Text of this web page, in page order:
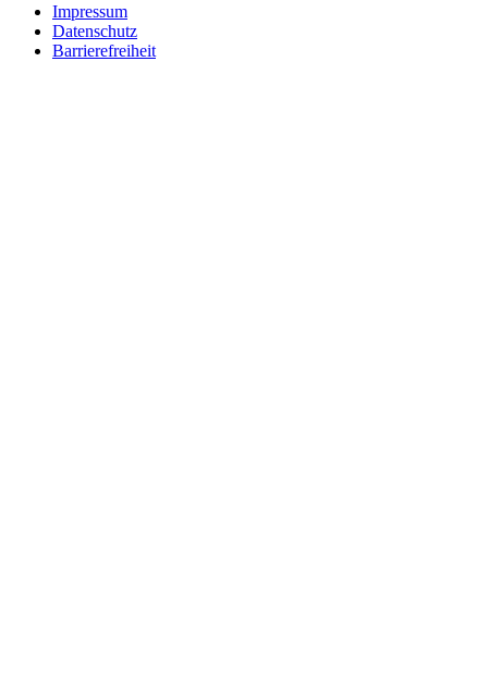
Impressum
Datenschutz
Barrierefreiheit